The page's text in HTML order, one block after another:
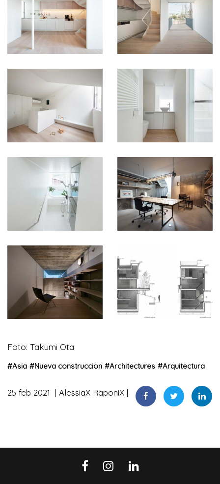
Foto: Takumi Ota
#Asia #Nueva construccion #Architectures #Arquitectura
25 feb 2021 AlessiaX RaponiX